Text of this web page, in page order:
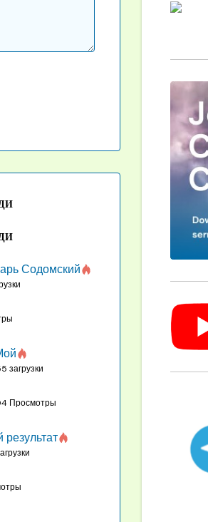
Содомский
загрузки
Просмотры